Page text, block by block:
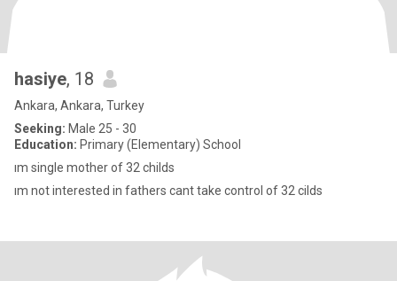
hasiye, 18
Ankara, Ankara, Turkey
Seeking: Male 25 - 30
Education: Primary (Elementary) School
ım single mother of 32 childs
ım not interested in fathers cant take control of 32 cilds